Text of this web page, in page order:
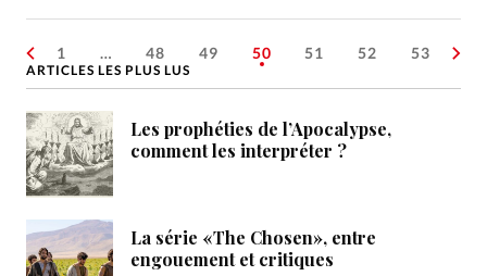
1 … 48 49 50 51 52 53
ARTICLES LES PLUS LUS
Les prophéties de l’Apocalypse,
comment les interpréter ?
La série «The Chosen», entre
engouement et critiques